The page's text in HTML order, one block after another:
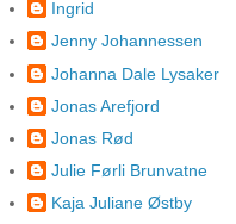
Ingrid
Jenny Johannessen
Johanna Dale Lysaker
Jonas Arefjord
Jonas Rød
Julie Førli Brunvatne
Kaja Juliane Østby